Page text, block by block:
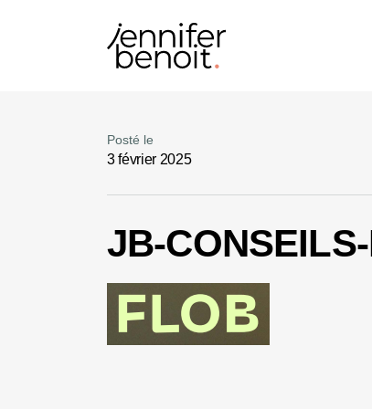
Posté le
3 février 2025
JB-